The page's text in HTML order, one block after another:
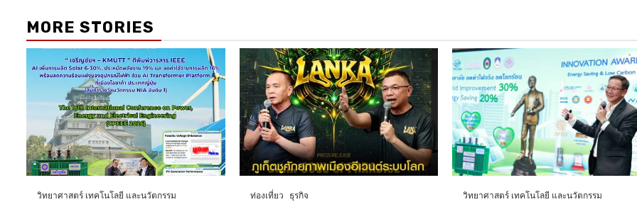
MORE STORIES
วิทยาศาสตร์ เทคโนโลยี และนวัตกรรม ท่องเที่ยว ธุรกิจ วิทยาศาสตร์ เทคโนโลยี และนวัตกรรม